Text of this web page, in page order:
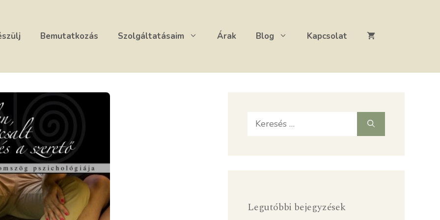
Bemutatkozás Szolgáltatásaim Árak Blog Kapcsolat
Keresés:
Legutóbbi bejegyzések